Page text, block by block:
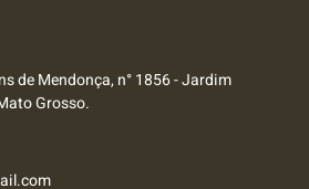
de Mendonça, n° 1856 - Jardim
Grosso.